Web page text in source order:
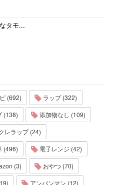
タモ...
(692)
ラップ (322)
(138)
添加物なし (109)
レラップ (24)
(496)
電子レンジ (42)
(3)
おやつ (70)
アンパンマン (12)